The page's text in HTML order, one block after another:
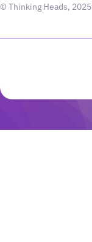
© Thinking Heads, 2025